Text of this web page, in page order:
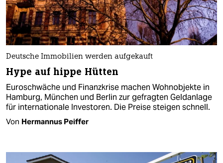
Deutsche Immobilien werden aufgekauft
Hype auf hippe Hütten
Euroschwäche und Finanzkrise machen Wohnobjekte in
Hamburg, München und Berlin zur gefragten Geldanlage
für internationale Investoren. Die Preise steigen schnell.
Von Hermannus Peiffer